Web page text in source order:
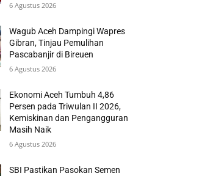
6 Agustus 2026
Wagub Aceh Dampingi Wapres
Gibran, Tinjau Pemulihan
Pascabanjir di Bireuen
6 Agustus 2026
Ekonomi Aceh Tumbuh 4,86
Persen pada Triwulan II 2026,
Kemiskinan dan Pengangguran
Masih Naik
6 Agustus 2026
SBI Pastikan Pasokan Semen